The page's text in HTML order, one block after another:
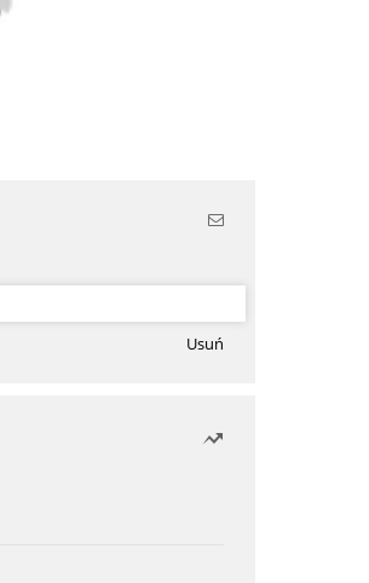
Usuń